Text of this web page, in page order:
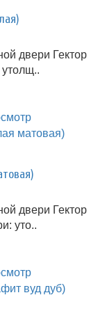
двери Гектор
двери Гектор
уто..